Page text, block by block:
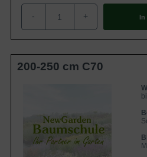
Wenn man dem Hibiscus
ebenfalls zu beachten, denn der
gepflanzt belohnt der Hibiscus
Gärtner mit seiner frischen und
die wunderschöne Akzente setzt.
- + In
200-250 cm C70